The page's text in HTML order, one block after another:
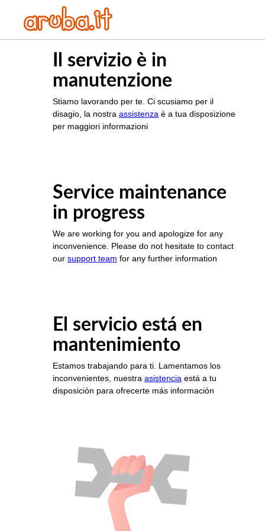
Il servizio è in
manutenzione
Stiamo lavorando per te. Ci scusiamo per il
disagio, la nostra assistenza è a tua disposizione
per maggiori informazioni
Service maintenance
in progress
We are working for you and apologize for any
inconvenience. Please do not hesitate to contact
our support team for any further information
El servicio está en
mantenimiento
Estamos trabajando para ti. Lamentamos los
inconvenientes, nuestra asistencia está a tu
disposición para ofrecerte más información